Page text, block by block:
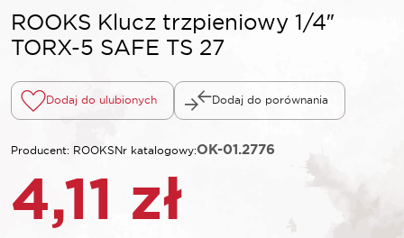
ROOKS Klucz trzpieniowy 1/4″
TORX-5 SAFE TS 27
Dodaj do ulubionych Dodaj do porównania
Producent: ROOKSNr katalogowy:OK-01.2776
4,11 zł